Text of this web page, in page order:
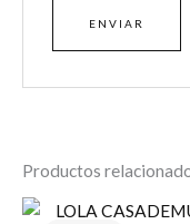
Productos
El
El